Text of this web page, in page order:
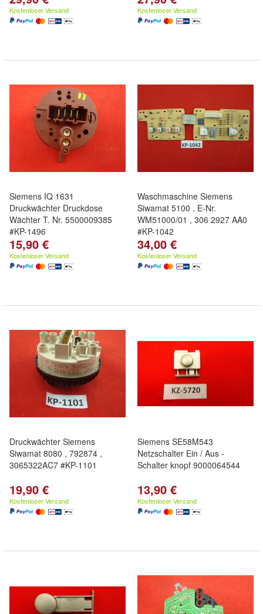
Kostenloser Versand Kostenloser Versand
Siemens IQ 1631
Druckwächter Druckdose
Wächter T. Nr. 5500009385
#KP-1496
15,90 €
Kostenloser Versand
Waschmaschine Siemens
Siwamat 5100 , E-Nr.
WM51000/01 , 306 2927 AA0
#KP-1042
34,00 €
Kostenloser Versand
Druckwächter Siemens
Siwamat 8080 , 792874 ,
3065322AC7 #KP-1101
19,90 €
Kostenloser Versand
Siemens SE58M543
Netzschalter Ein / Aus -
Schalter knopf 9000064544
13,90 €
Kostenloser Versand